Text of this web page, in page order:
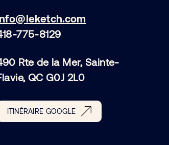
775-8129
Rte de la Mer, Sainte-
QC G0J 2L0
ITINÉRAIRE GOOGLE